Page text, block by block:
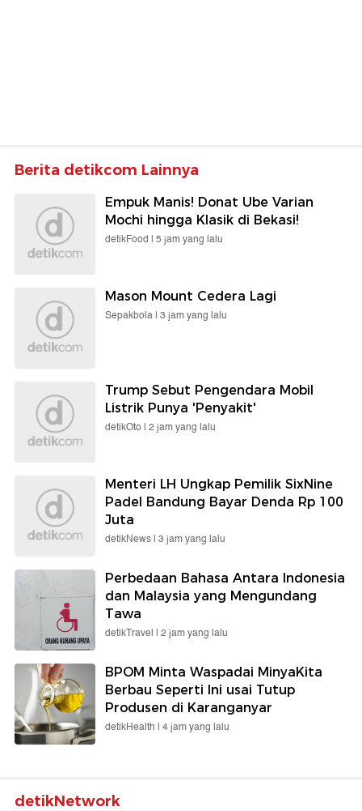
Berita detikcom Lainnya
Empuk Manis! Donat Ube Varian
Mochi hingga Klasik di Bekasi!
detikFood | 5 jam yang lalu
Mason Mount Cedera Lagi
Sepakbola | 3 jam yang lalu
Trump Sebut Pengendara Mobil
Listrik Punya 'Penyakit'
detikOto | 2 jam yang lalu
Menteri LH Ungkap Pemilik SixNine
Padel Bandung Bayar Denda Rp 100
Juta
detikNews | 3 jam yang lalu
Perbedaan Bahasa Antara Indonesia
dan Malaysia yang Mengundang
Tawa
detikTravel | 2 jam yang lalu
BPOM Minta Waspadai MinyaKita
Berbau Seperti Ini usai Tutup
Produsen di Karanganyar
detikHealth | 4 jam yang lalu
detikNetwork